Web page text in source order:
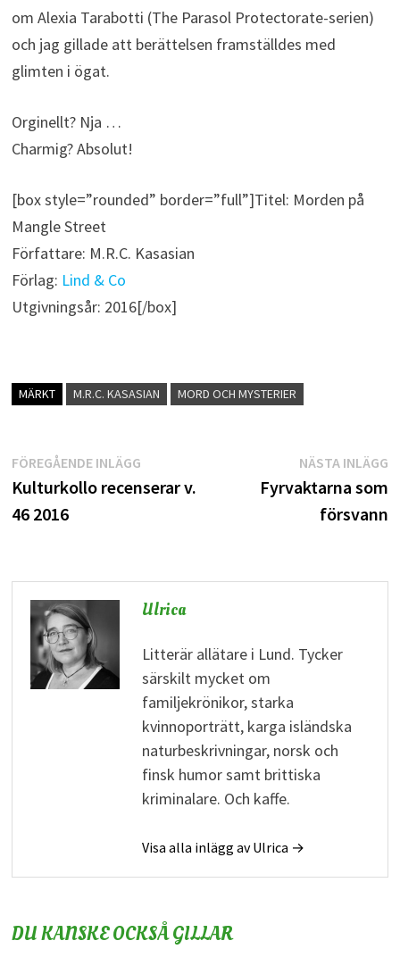
om Alexia Tarabotti (The Parasol Protectorate-serien)
och jag gillade att berättelsen framställdes med
glimten i ögat.
Orginellt? Nja …
Charmig? Absolut!
[box style=”rounded” border=”full”]Titel: Morden på
Mangle Street
Författare: M.R.C. Kasasian
Förlag: Lind & Co
Utgivningsår: 2016[/box]
MÄRKT M.R.C. KASASIAN MORD OCH MYSTERIER
Inläggsnavigering
FÖREGÅENDE INLÄGGFöregående
inlägg:
Kulturkollo recenserar v.
46 2016
NÄSTA INLÄGG
Fyrvaktarna som
försvann
Ulrica
Litterär allätare i Lund. Tycker
särskilt mycket om
familjekrönikor, starka
kvinnoporträtt, karga isländska
naturbeskrivningar, norsk och
finsk humor samt brittiska
kriminalare. Och kaffe.
Visa alla inlägg av Ulrica →
DU KANSKE OCKSÅ GILLAR